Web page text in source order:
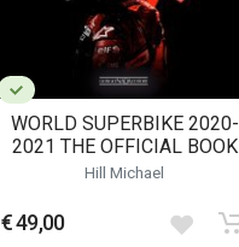
WORLD SUPERBIKE 2020-
2021 THE OFFICIAL BOOK
Hill Michael
€ 49,00